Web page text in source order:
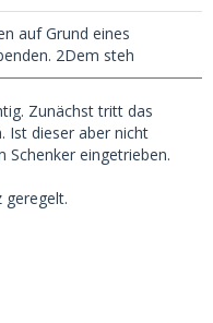
auf Grund eines
2Dem steh
Zunächst tritt das
Ist dieser aber nicht
Schenker eingetrieben.
geregelt.